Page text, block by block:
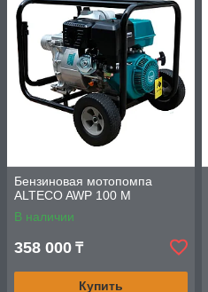
Бензиновая мотопомпа
ALTECO AWP 100 M
В наличии
358 000 ₸
Купить